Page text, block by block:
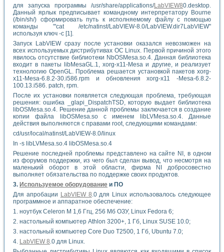
для запуска программы /usr/share/applications/LabVIEW80.desktop.
Данный ярлык предписывает командному интерпретатору Bourne
(/bin/sh/) сформировать путь к исполняемому файлу с помощью
команды "'cat /etc/natinst/LabVIEW-8.0/LabVIEW.dir7LabVIEW"
используя ключ -с [1].
Запуск LabVIEW сразу после установки оказался невозможен на
всех используемых дистрибутивах ОС Linux. Первой причиной этого
явилось отсутствие библиотеки NbOSMesa.so.4. Данная библиотека
входит в пакеты libMesaGL.1, xorg-x11-Mesa и другие, и реализует
технологию OpenGL. Проблема решается установкой пакетов xorg-
x11-Mesa-6.8.2-30.i586.rpm и обновления xorg-x11 -Mesa-6.8.2-
100.13.i586. patch, rpm.
После их установки появляется следующая проблема, требующая
решения: ошибка _glapi_DispatchTSD, которую выдает библиотека
libOSMesa.so.4. Решение данной проблемы заключается в создание
копии файла libOSMesa.so с именем libLVMesa.so.4. Данные
действия выполняются с правами root, следующими командами:
cd/usr/local/natinst/LabVIEW-8.0/linux
In -s libLVMesa.so.4 libOSMesa.so.4
Решение последней проблемы представлено на сайте NI, в одном
из форумов поддержки, из чего был сделан вывод, что несмотря на
маленький оборот в этой области, фирма NI добросовестно
выполняет обязательства по поддержке своих продуктов.
3. Используемое оборудование и ПО
Для апробации LabVIEW 8.0 для Linux использовалось следующее
программное и аппаратное обеспечение:
1. ноутбук Celeron M 1,6 Ггц, 256 Мб ОЗУ, Linux Fedora 6;
2. настольный компьютер Athlon 3200+, 1 Гб, Linux SUSE 10.0;
3. настольный компьютер Core Duo T2500, 1 Гб, Ubuntu 7.0;
4. LabVIEW 8.0 для Linux.